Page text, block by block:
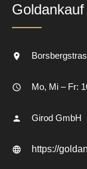
Mo, Mi – Fr:
Girod GmbH
https://